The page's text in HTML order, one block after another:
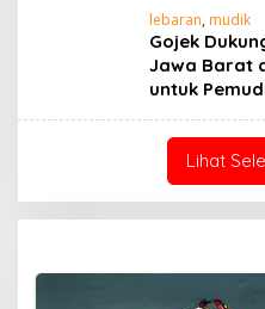
lebaran, mudik
Gojek
Jawa Barat
untuk
Lihat